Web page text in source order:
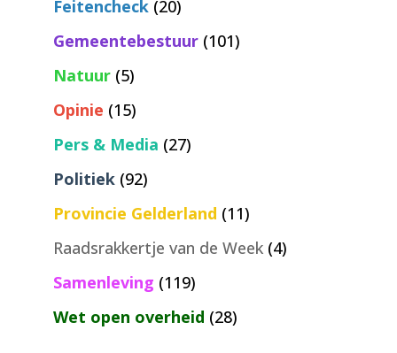
Feitencheck(20)
Gemeentebestuur(101)
Natuur(5)
Opinie (15)
Pers & Media (27)
Politiek(92)
Provincie Gelderland (11)
Raadsrakkertje van de Week(4)
Samenleving (119)
Wet open overheid (28)